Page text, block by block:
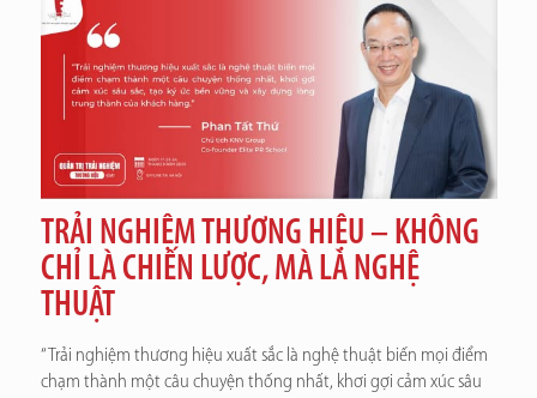
TRẢI NGHIỆM THƯƠNG HIỆU – KHÔNG
CHỈ LÀ CHIẾN LƯỢC, MÀ LÀ NGHỆ
THUẬT
“Trải nghiệm thương hiệu xuất sắc là nghệ thuật biến mọi điểm
chạm thành một câu chuyện thống nhất, khơi gợi cảm xúc sâu